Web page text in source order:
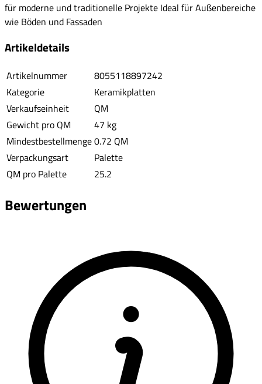
für moderne und traditionelle Projekte Ideal für Außenbereiche
wie Böden und Fassaden
Artikeldetails
Artikelnummer
8055118897242
Kategorie
Keramikplatten
Verkaufseinheit
QM
Gewicht pro QM
47 kg
Mindestbestellmenge0.72 QM
Verpackungsart
Palette
QM pro Palette
25.2
Bewertungen